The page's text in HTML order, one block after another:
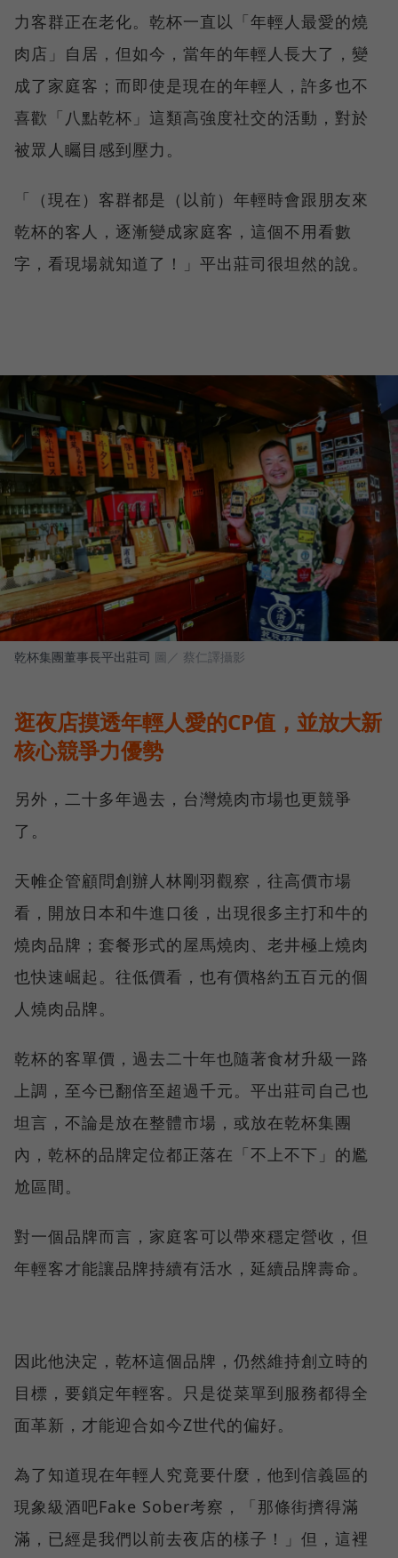
力客群正在老化。乾杯一直以「年輕人最愛的燒
肉店」自居，但如今，當年的年輕人長大了，變
成了家庭客；而即使是現在的年輕人，許多也不
喜歡「八點乾杯」這類高強度社交的活動，對於
被眾人矚目感到壓力。
「（現在）客群都是（以前）年輕時會跟朋友來
乾杯的客人，逐漸變成家庭客，這個不用看數
字，看現場就知道了！」平出莊司很坦然的說。
乾杯集團董事長平出莊司 圖／ 蔡仁譯攝影
逛夜店摸透年輕人愛的CP值，並放大新
核心競爭力優勢
另外，二十多年過去，台灣燒肉市場也更競爭
了。
天帷企管顧問創辦人林剛羽觀察，往高價市場
看，開放日本和牛進口後，出現很多主打和牛的
燒肉品牌；套餐形式的屋馬燒肉、老井極上燒肉
也快速崛起。往低價看，也有價格約五百元的個
人燒肉品牌。
乾杯的客單價，過去二十年也隨著食材升級一路
上調，至今已翻倍至超過千元。平出莊司自己也
坦言，不論是放在整體市場，或放在乾杯集團
內，乾杯的品牌定位都正落在「不上不下」的尷
尬區間。
對一個品牌而言，家庭客可以帶來穩定營收，但
年輕客才能讓品牌持續有活水，延續品牌壽命。
因此他決定，乾杯這個品牌，仍然維持創立時的
目標，要鎖定年輕客。只是從菜單到服務都得全
面革新，才能迎合如今Z世代的偏好。
為了知道現在年輕人究竟要什麼，他到信義區的
現象級酒吧Fake Sober考察，「那條街擠得滿
滿，已經是我們以前去夜店的樣子！」但，這裡